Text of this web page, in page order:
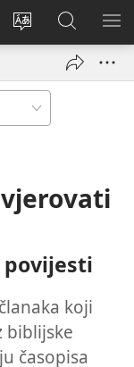
Promijeni
Prijava
(otvara
prozor)
JW.ORG
|
Pretraga
povijesti
koji
biblijske
časopisa